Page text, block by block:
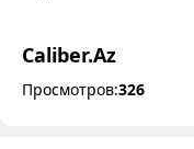
Caliber.Az
Просмотров:326